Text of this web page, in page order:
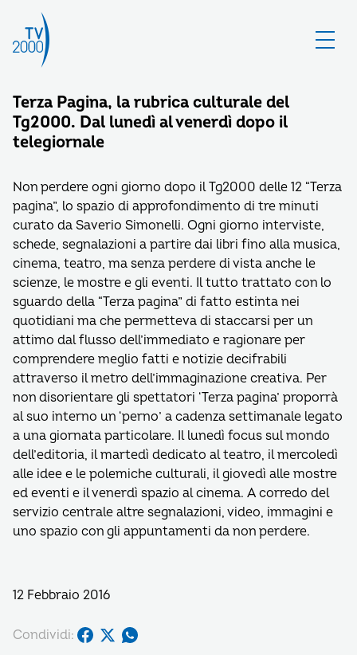
Terza Pagina, la rubrica culturale del
Tg2000. Dal lunedì al venerdì dopo il
telegiornale
Non perdere ogni giorno dopo il Tg2000 delle 12 “Terza
pagina”, lo spazio di approfondimento di tre minuti
curato da Saverio Simonelli. Ogni giorno interviste,
schede, segnalazioni a partire dai libri fino alla musica,
cinema, teatro, ma senza perdere di vista anche le
scienze, le mostre e gli eventi. Il tutto trattato con lo
sguardo della “Terza pagina” di fatto estinta nei
quotidiani ma che permetteva di staccarsi per un
attimo dal flusso dell’immediato e ragionare per
comprendere meglio fatti e notizie decifrabili
attraverso il metro dell’immaginazione creativa. Per
non disorientare gli spettatori ‘Terza pagina’ proporrà
al suo interno un ‘perno’ a cadenza settimanale legato
a una giornata particolare. Il lunedì focus sul mondo
dell’editoria, il martedì dedicato al teatro, il mercoledì
alle idee e le polemiche culturali, il giovedì alle mostre
ed eventi e il venerdì spazio al cinema. A corredo del
servizio centrale altre segnalazioni, video, immagini e
uno spazio con gli appuntamenti da non perdere.
12 Febbraio 2016
Condividi: